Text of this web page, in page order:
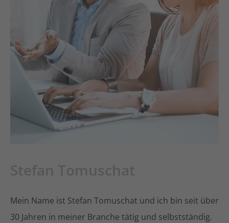
Mein Name ist Stefan Tomuschat und ich bin seit über
30 Jahren in meiner Branche tätig und selbstständig.